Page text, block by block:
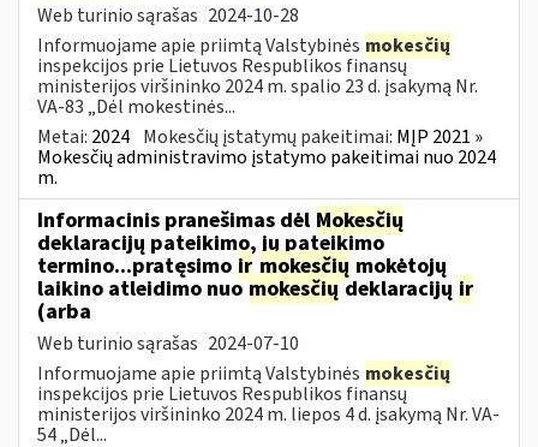
Web turinio sąrašas 2024-10-28
Informuojame apie priimtą Valstybinės mokesčių
inspekcijos prie Lietuvos Respublikos finansų
ministerijos viršininko 2024 m. spalio 23 d. įsakymą Nr.
VA-83 „Dėl mokestinės...
Metai: 2024 Mokesčių įstatymų pakeitimai: MĮP 2021 »
Mokesčių administravimo įstatymo pakeitimai nuo 2024
m.
Informacinis pranešimas dėl Mokesčių
deklaracijų pateikimo, jų pateikimo
termino...pratęsimo ir mokesčių mokėtojų
laikino atleidimo nuomokesčiųdeklaracijų ir
(arba
Web turinio sąrašas 2024-07-10
Informuojame apie priimtą Valstybinės mokesčių
inspekcijos prie Lietuvos Respublikos finansų
ministerijos viršininko 2024 m. liepos 4 d. įsakymą Nr. VA-
54 „Dėl...